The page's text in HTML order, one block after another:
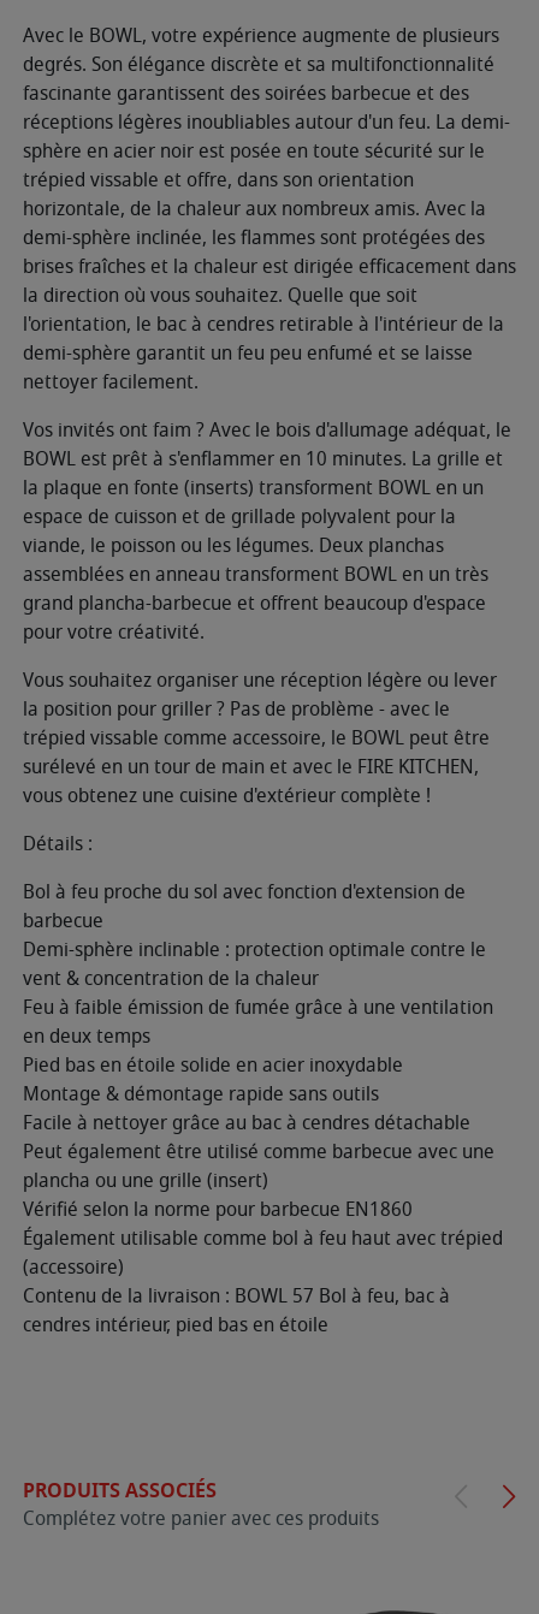
Avec le BOWL, votre expérience augmente de plusieurs
degrés. Son élégance discrète et sa multifonctionnalité
fascinante garantissent des soirées barbecue et des
réceptions légères inoubliables autour d'un feu. La demi-
sphère en acier noir est posée en toute sécurité sur le
trépied vissable et offre, dans son orientation
horizontale, de la chaleur aux nombreux amis. Avec la
demi-sphère inclinée, les flammes sont protégées des
brises fraîches et la chaleur est dirigée efficacement dans
la direction où vous souhaitez. Quelle que soit
l'orientation, le bac à cendres retirable à l'intérieur de la
demi-sphère garantit un feu peu enfumé et se laisse
nettoyer facilement.
Vos invités ont faim ? Avec le bois d'allumage adéquat, le
BOWL est prêt à s'enflammer en 10 minutes. La grille et
la plaque en fonte (inserts) transforment BOWL en un
espace de cuisson et de grillade polyvalent pour la
viande, le poisson ou les légumes. Deux planchas
assemblées en anneau transforment BOWL en un très
grand plancha-barbecue et offrent beaucoup d'espace
pour votre créativité.
Vous souhaitez organiser une réception légère ou lever
la position pour griller ? Pas de problème - avec le
trépied vissable comme accessoire, le BOWL peut être
surélevé en un tour de main et avec le FIRE KITCHEN,
vous obtenez une cuisine d'extérieur complète !
Détails :
Bol à feu proche du sol avec fonction d'extension de
barbecue
Demi-sphère inclinable : protection optimale contre le
vent & concentration de la chaleur
Feu à faible émission de fumée grâce à une ventilation
en deux temps
Pied bas en étoile solide en acier inoxydable
Montage & démontage rapide sans outils
Facile à nettoyer grâce au bac à cendres détachable
Peut également être utilisé comme barbecue avec une
plancha ou une grille (insert)
Vérifié selon la norme pour barbecue EN1860
Également utilisable comme bol à feu haut avec trépied
(accessoire)
Contenu de la livraison : BOWL 57 Bol à feu, bac à
cendres intérieur, pied bas en étoile
PRODUITS ASSOCIÉS
Complétez votre panier avec ces produits